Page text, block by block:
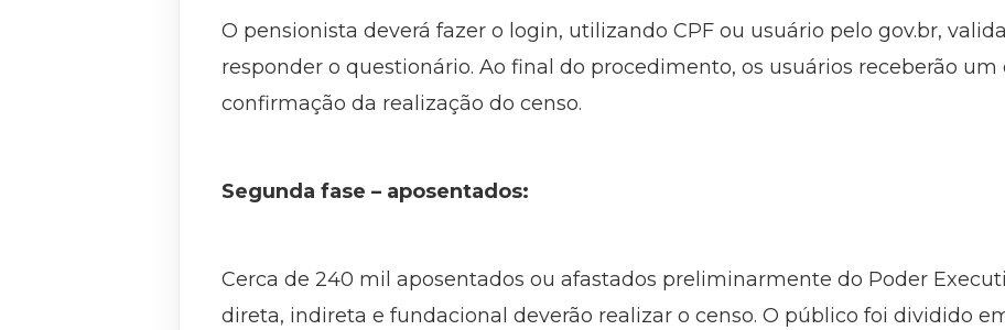
O pensionista deverá fazer o login, utilizando CPF ou usuário pelo gov.br,
responder o questionário. Ao final do procedimento, os usuários receberão
confirmação da realização do censo.
Segunda fase – aposentados:
Cerca de 240 mil aposentados ou afastados preliminarmente do Poder
direta, indireta e fundacional deverão realizar o censo. O público foi dividido